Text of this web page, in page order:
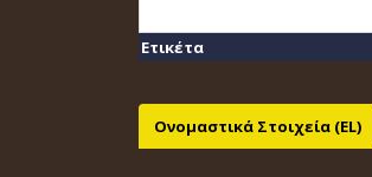
Ετικέτα
Ονομαστικά Στοιχεία (EL)